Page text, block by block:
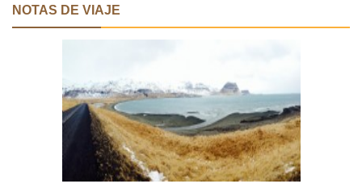
NOTAS DE VIAJE